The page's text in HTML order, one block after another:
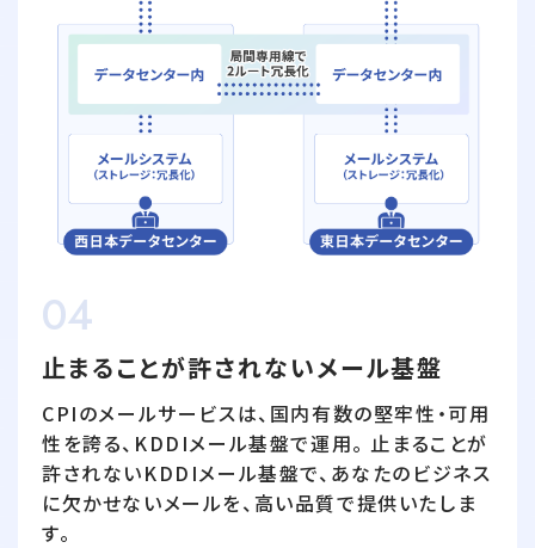
04
止まることが許されないメール基盤
CPIのメールサービスは、国内有数の堅牢性・可用
性を誇る、KDDIメール基盤で運用。 止まることが
許されないKDDIメール基盤で、あなたのビジネス
に欠かせないメールを、高い品質で提供いたしま
す。